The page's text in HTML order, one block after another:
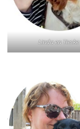
Linda en Tieske